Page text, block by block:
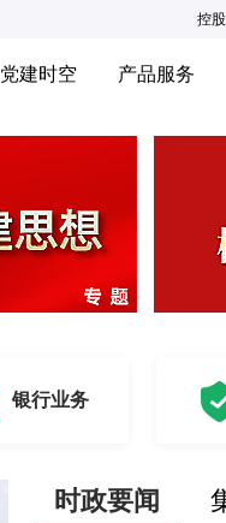
控
党建时空 产品服务
银行业务
时政要闻